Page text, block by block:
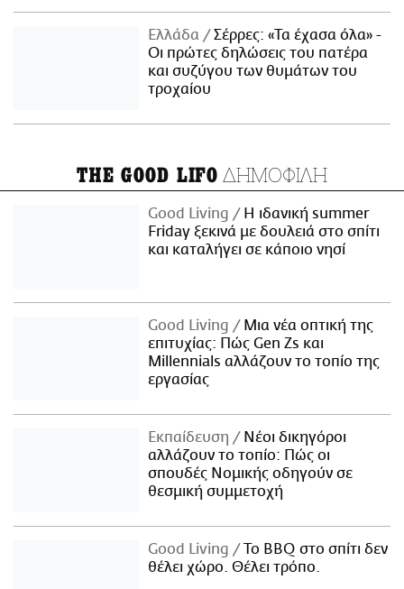
Ελλάδα
Σέρρες: «Τα έχασα όλα» -
Οι πρώτες δηλώσεις του πατέρα
και συζύγου των θυμάτων του
τροχαίου
THE GOOD LIFO ΔΗΜΟΦΙΛΗ
Good Living
Η ιδανική summer
Friday ξεκινά με δουλειά στο σπίτι
και καταλήγει σε κάποιο νησί
Good Living
Μια νέα οπτική της
επιτυχίας: Πώς Gen Zs και
Millennials αλλάζουν το τοπίο της
εργασίας
Εκπαίδευση
Νέοι δικηγόροι
αλλάζουν το τοπίο: Πώς οι
σπουδές Νομικής οδηγούν σε
θεσμική συμμετοχή
Good Living
Το BBQ στο σπίτι δεν
θέλει χώρο. Θέλει τρόπο.